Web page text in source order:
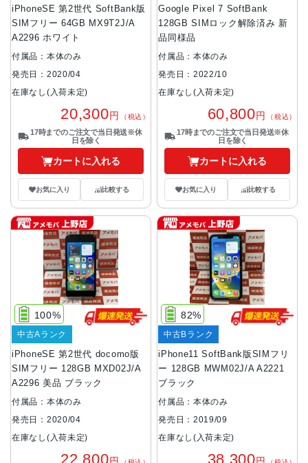
iPhoneSE 第2世代 SoftBank版
SIMフリー 64GB MX9T2J/A
A2296 ホワイト
付属品：本体のみ
発売日：2020/04
在庫なし(入荷未定)
20,300円 （税込）
17時までのご注文で当日発送※休
日を除く
カートに入れる
お気に入り 比較する
Google Pixel 7 SoftBank
128GB SIMロック解除済み 新
品同様品
付属品：本体のみ
発売日：2022/10
在庫なし(入荷未定)
60,800円 （税込）
17時までのご注文で当日発送※休
日を除く
カートに入れる
お気に入り 比較する
iPhoneSE 第2世代 docomo版
SIMフリー 128GB MXD02J/A
A2296 美品 ブラック
100%
中古Aランク
付属品：本体のみ
発売日：2020/04
在庫なし(入荷未定)
22,800
iPhone11 SoftBank版SIMフリ
ー 128GB MWM02J/A A2221
ブラック
82%
中古Bランク
付属品：本体のみ
発売日：2019/09
在庫なし(入荷未定)
38,300